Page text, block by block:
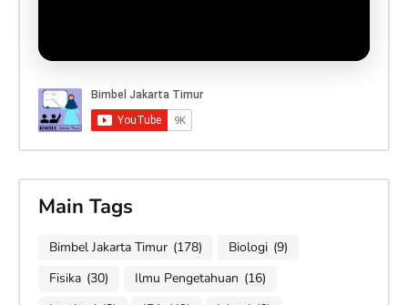
Main Tags
Bimbel Jakarta Timur (178) Biologi (9)
Fisika (30) Ilmu Pengetahuan (16)